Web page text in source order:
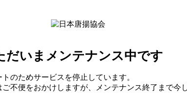
だいまメンテナンス中です
のためサービスを停止しています。
不便をおかけしますが、メンテナンス終了まで今